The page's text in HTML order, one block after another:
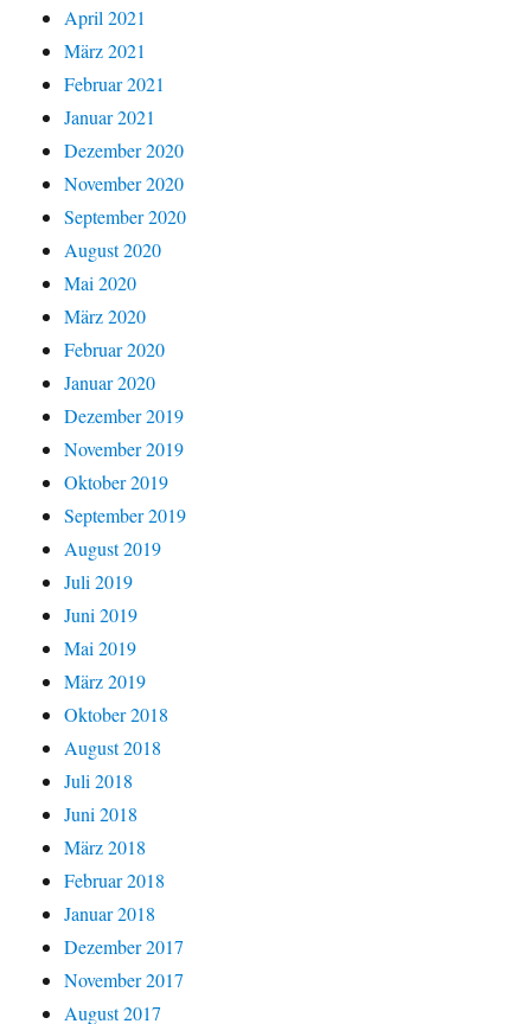
April 2021
März 2021
Februar 2021
Januar 2021
Dezember 2020
November 2020
September 2020
August 2020
Mai 2020
März 2020
Februar 2020
Januar 2020
Dezember 2019
November 2019
Oktober 2019
September 2019
August 2019
Juli 2019
Juni 2019
Mai 2019
März 2019
Oktober 2018
August 2018
Juli 2018
Juni 2018
März 2018
Februar 2018
Januar 2018
Dezember 2017
November 2017
August 2017